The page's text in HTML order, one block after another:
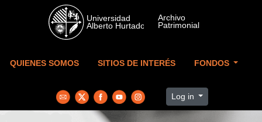
Skip to main content
QUIENES SOMOS SITIOS DE INTERÉS FONDOS
Log in